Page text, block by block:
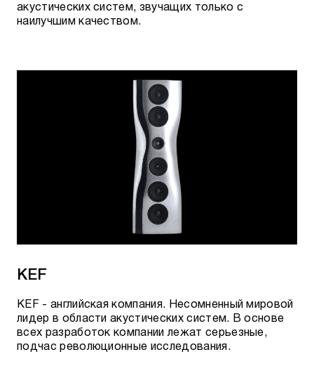
акустических систем, звучащих только с
наилучшим качеством.
KEF
KEF - английская компания. Несомненный мировой
лидер в области акустических систем. В основе
всех разработок компании лежат серьезные,
подчас революционные исследования.